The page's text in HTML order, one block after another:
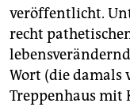
veröffentlicht.
recht
Wort (die damals
Treppenhaus mit